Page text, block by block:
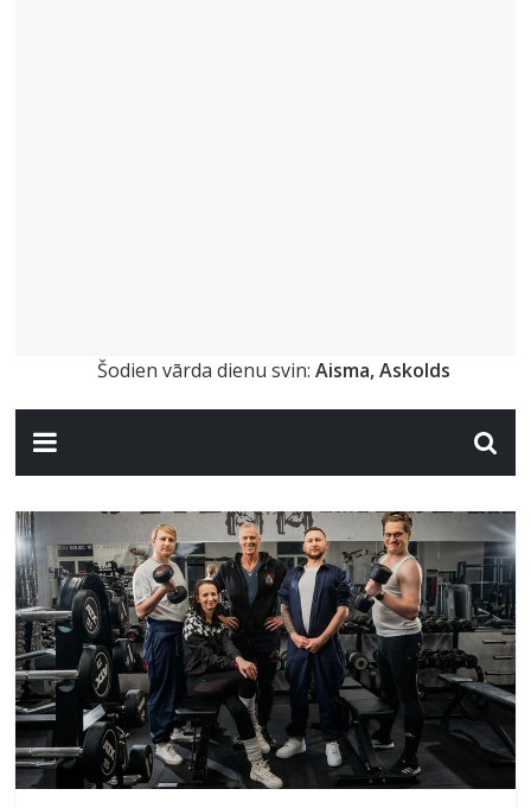
Šodien vārda dienu svin: Aisma, Askolds